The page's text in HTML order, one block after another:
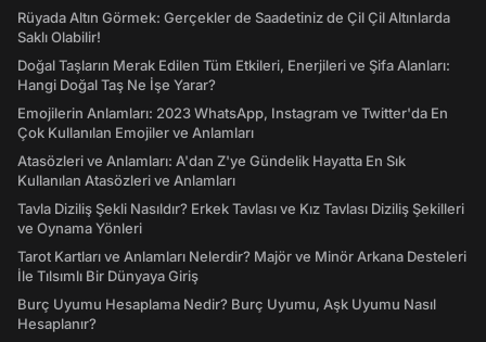
Rüyada Altın Görmek: Gerçekler de Saadetiniz de Çil Çil Altınlarda
Saklı Olabilir!
Doğal Taşların Merak Edilen Tüm Etkileri, Enerjileri ve Şifa Alanları:
Hangi Doğal Taş Ne İşe Yarar?
Emojilerin Anlamları: 2023 WhatsApp, Instagram ve Twitter'da En
Çok Kullanılan Emojiler ve Anlamları
Atasözleri ve Anlamları: A'dan Z'ye Gündelik Hayatta En Sık
Kullanılan Atasözleri ve Anlamları
Tavla Diziliş Şekli Nasıldır? Erkek Tavlası ve Kız Tavlası Diziliş Şekilleri
ve Oynama Yönleri
Tarot Kartları ve Anlamları Nelerdir? Majör ve Minör Arkana Desteleri
İle Tılsımlı Bir Dünyaya Giriş
Burç Uyumu Hesaplama Nedir? Burç Uyumu, Aşk Uyumu Nasıl
Hesaplanır?